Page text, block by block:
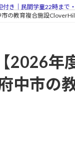
付き｜民間学童22時まで
の教育複合施設
年
中市の